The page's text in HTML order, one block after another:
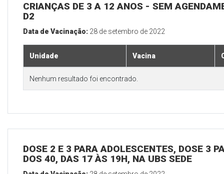
CRIANÇAS DE 3 A 12 ANOS - SEM
D2
Data de Vacinação: 28 de setembro de 2022
Unidade Vacina
Nenhum resultado foi encontrado.
DOSE 2 E 3 PARA ADOLESCENTES, DOSE 3
DOS 40, DAS 17 ÀS 19H, NA UBS SEDE